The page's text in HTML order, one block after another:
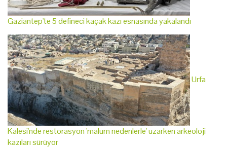
Gaziantep'te 5 defineci kaçak kazı esnasında yakalandı
Urfa
Kalesi'nde restorasyon 'malum nedenlerle' uzarken arkeoloji
kazıları sürüyor